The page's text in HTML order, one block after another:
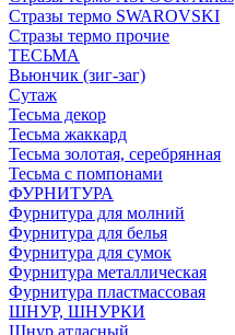
Стразы термо SWAROVSKI
Стразы термо прочие
ТЕСЬМА
Вьюнчик (зиг-заг)
Сутаж
Тесьма декор
Тесьма жаккард
Тесьма золотая, серебрянная
Тесьма с помпонами
ФУРНИТУРА
Фурнитура для молний
Фурнитура для белья
Фурнитура для сумок
Фурнитура металлическая
Фурнитура пластмассовая
ШНУР, ШНУРКИ
Шнур атласный